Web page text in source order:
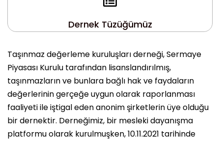
Dernek Tüzüğümüz
Taşınmaz değerleme kuruluşları derneği, Sermaye
Piyasası Kurulu tarafından lisanslandırılmış,
taşınmazların ve bunlara bağlı hak ve faydaların
değerlerinin gerçeğe uygun olarak raporlanması
faaliyeti ile iştigal eden anonim şirketlerin üye olduğu
bir dernektir. Derneğimiz, bir mesleki dayanışma
platformu olarak kurulmuşken, 10.11.2021 tarihinde